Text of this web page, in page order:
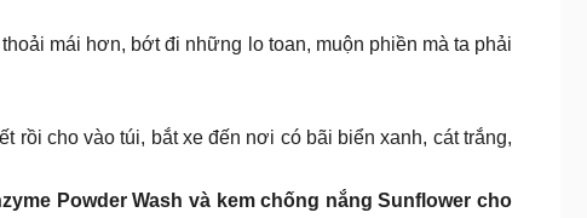
mái hơn, bớt đi những lo toan, muộn phiền mà ta phải
rồi cho vào túi, bắt xe đến nơi có bãi biển xanh, cát trắng,
Powder Wash và kem chống nắng Sunflower cho